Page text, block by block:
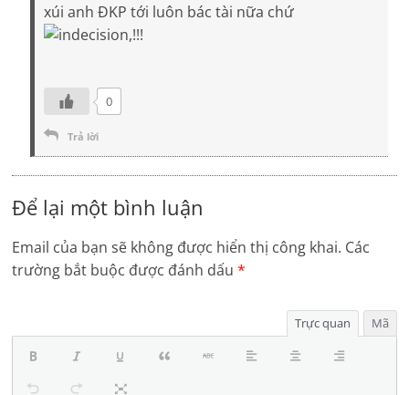
xúi anh ĐKP tới luôn bác tài nữa chứ
,!!!
0
Trả lời
Để lại một bình luận
Email của bạn sẽ không được hiển thị công khai. Các
trường bắt buộc được đánh dấu*
Trực quan Mã